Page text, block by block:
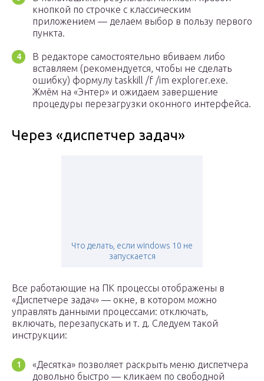
кнопкой по строчке с классическим
приложением — делаем выбор в пользу первого
пункта.
В редакторе самостоятельно вбиваем либо
вставляем (рекомендуется, чтобы не сделать
ошибку) формулу taskkill /f /im explorer.exe.
Жмём на «Энтер» и ожидаем завершение
процедуры перезагрузки оконного интерфейса.
Через «диспетчер задач»
Что делать, если windows 10 не
запускается
Все работающие на ПК процессы отображены в
«Диспетчере задач» — окне, в котором можно
управлять данными процессами: отключать,
включать, перезапускать и т. д. Следуем такой
инструкции:
«Десятка» позволяет раскрыть меню диспетчера
довольно быстро — кликаем по свободной